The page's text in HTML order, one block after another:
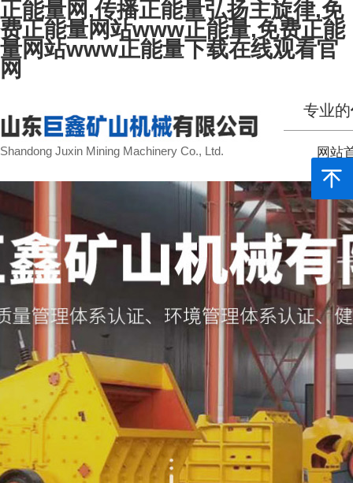
正能量网,传播正能量弘扬主旋律,免
费正能量网站www正能量,免费正能
量网站www正能量下载在线观看官
网
Shandong Juxin Mining Machinery Co., Ltd.
专业的
网站